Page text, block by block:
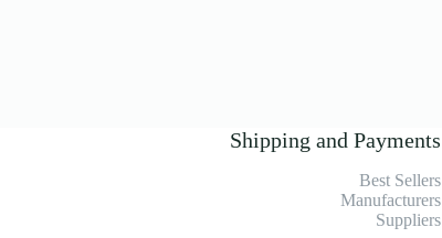
Shipping and Payments
Best Sellers
Manufacturers
Suppliers